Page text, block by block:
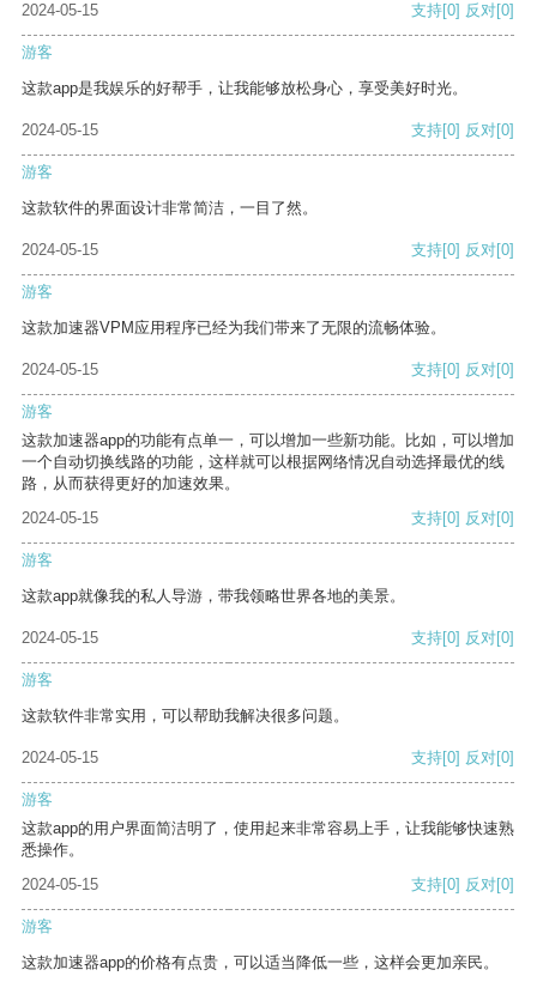
2024-05-15 支持[0] 反对[0]
游客
这款app是我娱乐的好帮手，让我能够放松身心，享受美好时光。
2024-05-15 支持[0] 反对[0]
游客
这款软件的界面设计非常简洁，一目了然。
2024-05-15 支持[0] 反对[0]
游客
这款加速器VPM应用程序已经为我们带来了无限的流畅体验。
2024-05-15 支持[0] 反对[0]
游客
这款加速器app的功能有点单一，可以增加一些新功能。比如，可以增加
一个自动切换线路的功能，这样就可以根据网络情况自动选择最优的线
路，从而获得更好的加速效果。
2024-05-15
支持[0] 反对[0]
游客
这款app就像我的私人导游，带我领略世界各地的美景。
2024-05-15 支持[0] 反对[0]
游客
这款软件非常实用，可以帮助我解决很多问题。
2024-05-15 支持[0] 反对[0]
游客
这款app的用户界面简洁明了，使用起来非常容易上手，让我能够快速熟
悉操作。
2024-05-15
支持[0] 反对[0]
游客
这款加速器app的价格有点贵，可以适当降低一些，这样会更加亲民。